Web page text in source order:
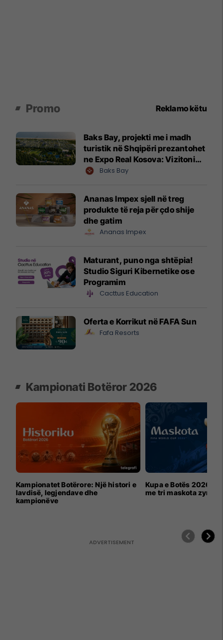
Promo Reklamo këtu
Baks Bay, projekti me i madh
turistik në Shqipëri prezantohet
ne Expo Real Kosova: Vizitoni
shtandin dhe zbuloni
Baks Bay
Ananas Impex sjell në treg
produkte të reja për çdo shije
dhe gatim
Ananas Impex
Maturant, puno nga shtëpia!
Studio Siguri Kibernetike ose
Programim
Cacttus Education
Oferta e Korrikut në FAFA Sun
Fafa Resorts
Kampionati Botëror 2026
Kampionatet Botërore: Një histori e
lavdisë, legjendave dhe
kampionëve
Kupa e Botës 2026
me tri maskota zyrtare